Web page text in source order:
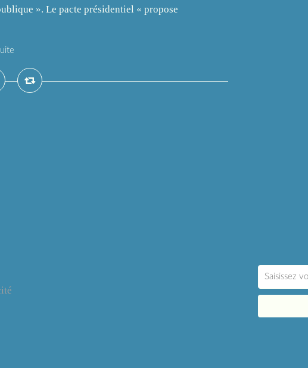
». Le pacte présidentiel « propose